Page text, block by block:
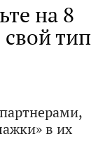
на 8
тип
в их